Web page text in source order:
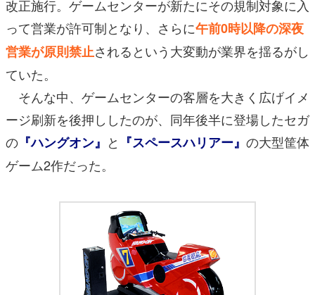
改正施行。ゲームセンターが新たにその規制対象に入
って営業が許可制となり、さらに午前0時以降の深夜
営業が原則禁止されるという大変動が業界を揺るがし
ていた。
そんな中、ゲームセンターの客層を大きく広げイメ
ージ刷新を後押ししたのが、同年後半に登場したセガ
の 『ハングオン』 と 『スペースハリアー』 の大型筐体
ゲーム2作だった。